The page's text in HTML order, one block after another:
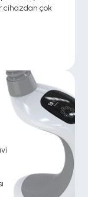
cihazdan çok